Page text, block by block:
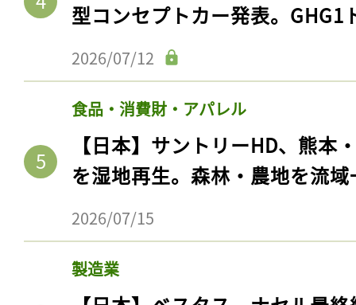
型コンセプトカー発表。GHG1
2026/07/12
食品・消費財・アパレル
【日本】サントリーHD、熊本
を湿地再生。森林・農地を流
2026/07/15
製造業